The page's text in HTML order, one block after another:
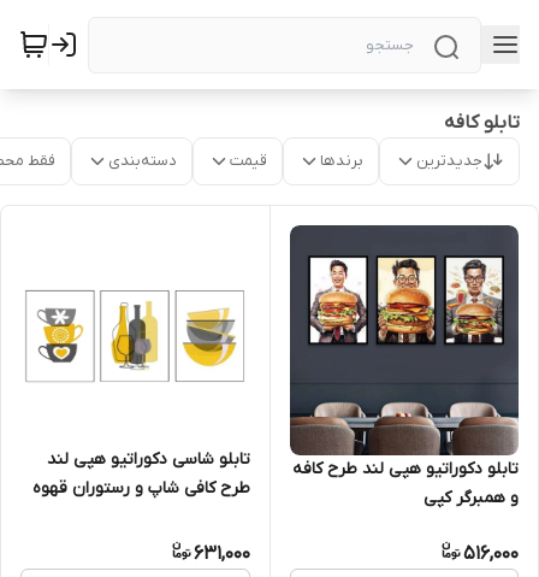
تابلو کافه
جدیدترین برندها قیمت دسته‌بندی فقط
تابلو دکوراتیو هپی لند طرح کافه
و همبرگر کپی
516,000
تابلو شاسی دکوراتیو هپی لند
طرح کافی شاپ و رستوران قهوه
631,000